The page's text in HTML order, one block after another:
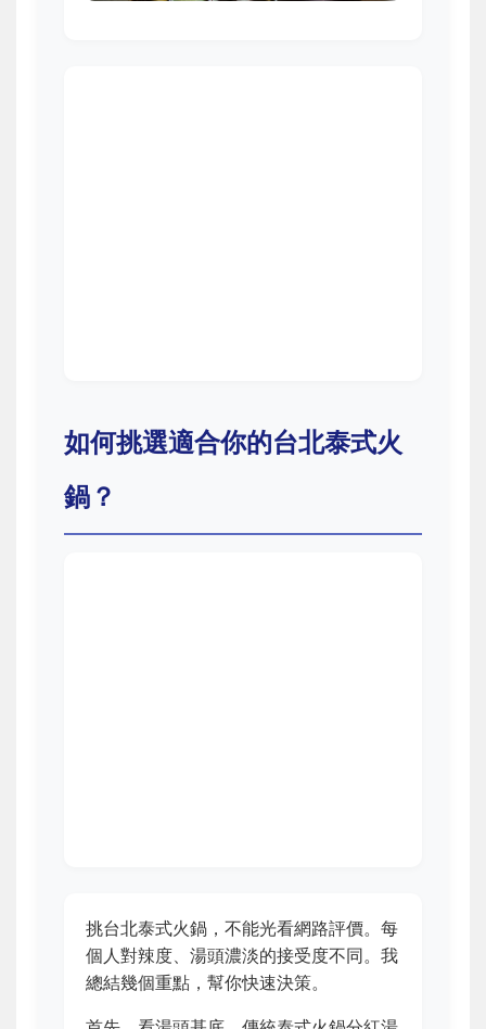
如何挑選適合你的台北泰式火
鍋？
挑台北泰式火鍋，不能光看網路評價。每
個人對辣度、湯頭濃淡的接受度不同。我
總結幾個重點，幫你快速決策。